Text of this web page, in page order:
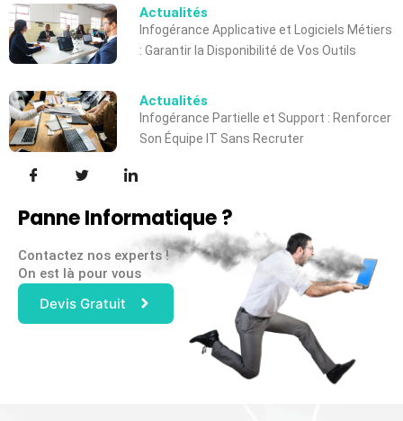
Actualités
Infogérance Applicative et Logiciels Métiers
: Garantir la Disponibilité de Vos Outils
Actualités
Infogérance Partielle et Support : Renforcer
Son Équipe IT Sans Recruter
Panne Informatique ?
Contactez nos experts !
On est là pour vous
Devis Gratuit